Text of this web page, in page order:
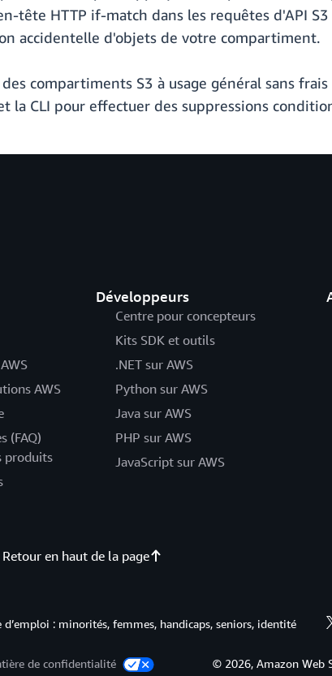
tête HTTP if-match dans les requêtes d'API
accidentelle d'objets de votre compartiment.
compartiments S3 à usage général sans
la CLI pour effectuer des suppressions
AWS
(FAQ)
produits
Développeurs
Centre pour concepteurs
Kits SDK et outils
.NET sur AWS
Python sur AWS
Java sur AWS
PHP sur AWS
JavaScript sur AWS
Retour en haut de la page
: minorités, femmes, handicaps, seniors, identité
de confidentialité
© 2026, Amazon Web